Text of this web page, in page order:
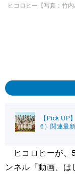
ヒコロヒー【写真：竹内
【Pick UP
6）関連最
ヒコロヒーが、
ンネル『動画、